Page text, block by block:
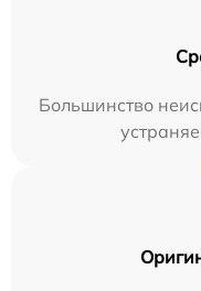
Большинство